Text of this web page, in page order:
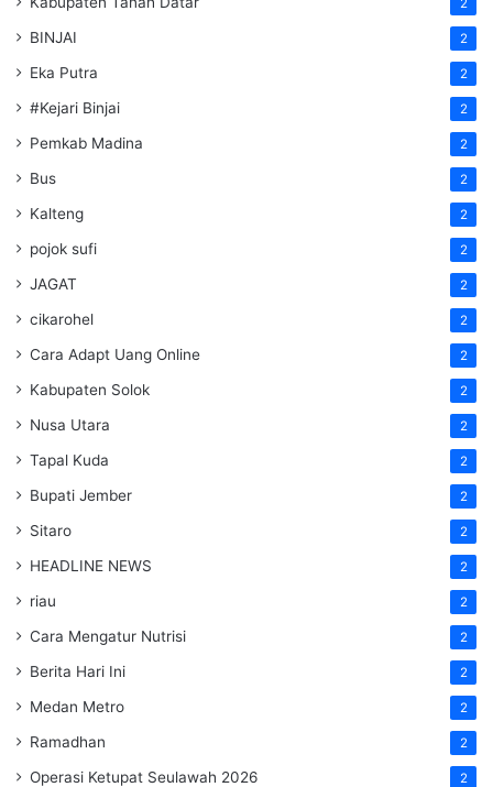
2
BINJAI 2
Eka Putra 2
#Kejari Binjai 2
Pemkab Madina 2
Bus 2
Kalteng 2
pojok sufi 2
JAGAT 2
cikarohel 2
Cara Adapt Uang Online 2
Kabupaten Solok 2
Nusa Utara 2
Tapal Kuda 2
Bupati Jember 2
Sitaro 2
HEADLINE NEWS 2
riau 2
Cara Mengatur Nutrisi 2
Berita Hari Ini 2
Medan Metro 2
Ramadhan 2
Operasi Ketupat Seulawah 2026 2